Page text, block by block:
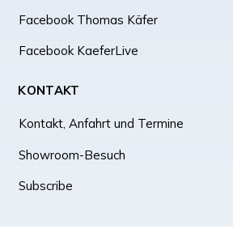
Facebook Thomas Käfer
Facebook KaeferLive
KONTAKT
Kontakt, Anfahrt und Termine
Showroom-Besuch
Subscribe